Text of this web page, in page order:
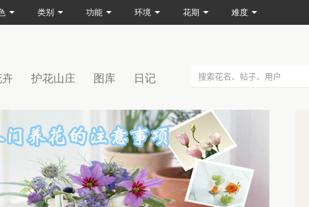
卉 护花山庄 图库 日记
类别 功能 环境 花期 难度